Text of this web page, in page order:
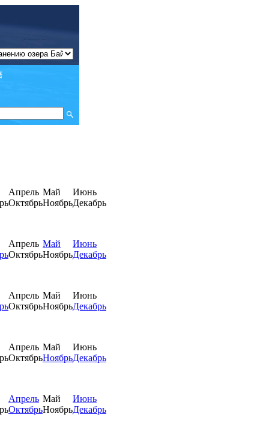
Апрель Май
Июнь
ОктябрьНоябрьДекабрь
Апрель Май
Июнь
ОктябрьНоябрьДекабрь
Апрель Май
Июнь
ОктябрьНоябрьДекабрь
Апрель Май
Июнь
ОктябрьНоябрьДекабрь
Апрель Май
Июнь
ОктябрьНоябрьДекабрь